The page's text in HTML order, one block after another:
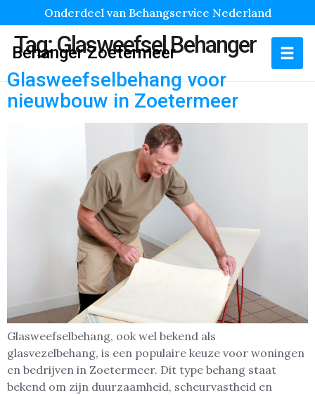
Onderdeel van Behangservice Nederland
Behanger Zoetermeer
Tag:Glasweefsel Behanger
Glasweefselbehang voor
nieuwbouw in Zoetermeer
Glasweefselbehang, ook wel bekend als
glasvezelbehang, is een populaire keuze voor woningen
en bedrijven in Zoetermeer. Dit type behang staat
bekend om zijn duurzaamheid, scheurvastheid en